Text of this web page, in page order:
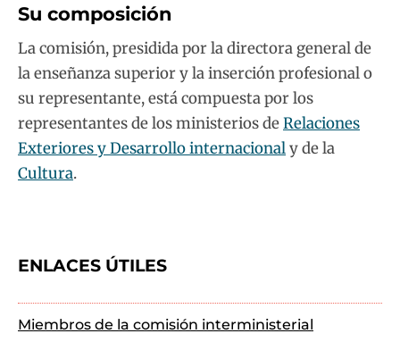
Su composición
La comisión, presidida por la directora general de
la enseñanza superior y la inserción profesional o
su representante, está compuesta por los
representantes de los ministerios deRelaciones
Exteriores y Desarrollo internacionaly de la
Cultura.
ENLACES ÚTILES
Miembros de la comisión interministerial